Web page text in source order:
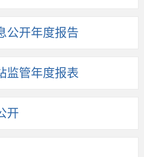
公开年度报告
监管年度报表
开